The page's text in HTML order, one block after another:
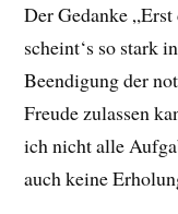
Der Gedanke
scheint‘s so stark
Beendigung der
Freude zulassen
ich nicht alle
auch keine